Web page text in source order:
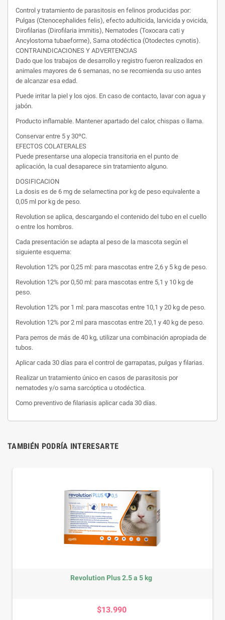
Control y tratamiento de parasitosis en felinos producidas por:
Pulgas (Ctenocephalides felis), efecto adulticida, larvicida y ovicida,
Dirofilarias (Dirofilaria immitis), Nematodes (Toxocara cati y
Ancylostoma tubaeforme), Sarna otodéctica (Otodectes cynotis).
CONTRAINDICACIONES Y ADVERTENCIAS
Dado que los trabajos de desarrollo y registro fueron realizados en
animales mayores de 6 semanas, no se recomienda su uso antes
de alcanzar esa edad.
Puede irritar la piel y los ojos. En caso de contacto, lavar con agua y
jabón.
Producto inflamable. Mantener apartado del calor, chispas o llama.
Conservar entre 5 y 30ºC.
EFECTOS COLATERALES
Puede presentarse una alopecia transitoria en el punto de
aplicación, la cual desaparece sin tratamiento alguno.
DOSIFICACION
La dosis es de 6 mg de selamectina por kg de peso equivalente a
0,05 ml por kg de peso.
Revolution se aplica, descargando el contenido del tubo en el cuello
o entre los hombros.
Cada presentación se adapta al peso de la mascota según el
siguiente esquema:
Revolution 12% por 0,25 ml: para mascotas entre 2,6 y 5 kg de peso.
Revolution 12% por 0,50 ml: para mascotas entre 5,1 y 10 kg de
peso.
Revolution 12% por 1 ml: para mascotas entre 10,1 y 20 kg de peso.
Revolution 12% por 2 ml para mascotas entre 20,1 y 40 kg de peso.
Para perros de más de 40 kg, utilizar una combinación apropiada de
tubos.
Aplicar cada 30 días para el control de garrapatas, pulgas y filarias.
Realizar un tratamiento único en casos de parasitosis por
nematodes y/o sarna sarcóptica u otodéctica.
Como preventivo de filariasis aplicar cada 30 días.
TAMBIÉN PODRÍA INTERESARTE
Revolution Plus 2.5 a 5 kg
$13.990